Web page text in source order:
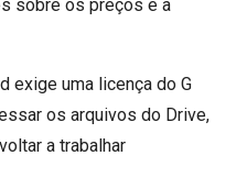
sobre os preços e a
exige uma licença do G
os arquivos do Drive,
a trabalhar